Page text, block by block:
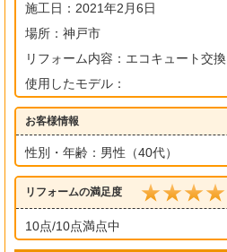
施工日：2021年2月6日
場所：神戸市
リフォーム内容：エコキュート交換
使用したモデル：
お客様情報
性別・年齢：男性（40代）
リフォームの満足度
10点/10点満点中